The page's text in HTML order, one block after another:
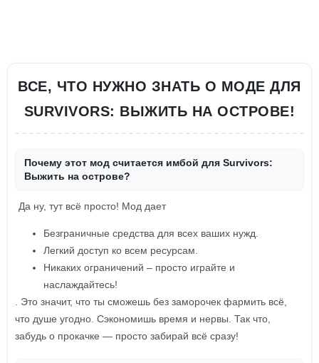
ВСЕ, ЧТО НУЖНО ЗНАТЬ О МОДЕ ДЛЯ
SURVIVORS: ВЫЖИТЬ НА ОСТРОВЕ!
Почему этот мод считается имбой для Survivors:
Выжить на острове?
Да ну, тут всё просто! Мод дает
Безграничные средства для всех ваших нужд.
Легкий доступ ко всем ресурсам.
Никаких ограничений – просто играйте и
наслаждайтесь!
. Это значит, что ты сможешь без заморочек фармить всё,
что душе угодно. Сэкономишь время и нервы. Так что,
забудь о прокачке — просто забирай всё сразу!